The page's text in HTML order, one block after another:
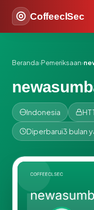
CoffeeclSec
Beranda›Pemeriksaan›
Indonesia
Diperbarui3 bulan